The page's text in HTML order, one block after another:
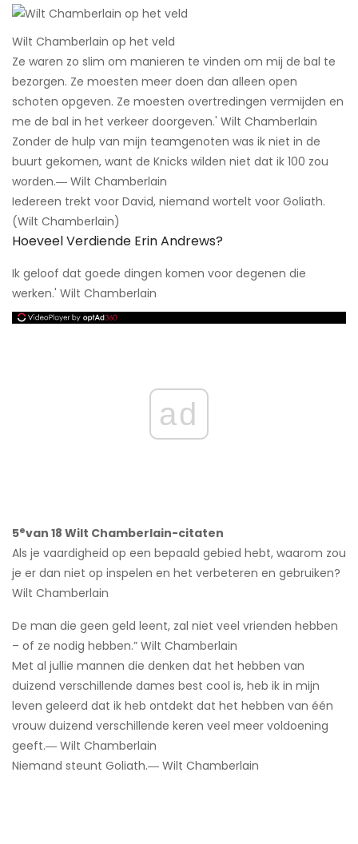
Wilt Chamberlain op het veld
Ze waren zo slim om manieren te vinden om mij de bal te
bezorgen. Ze moesten meer doen dan alleen open
schoten opgeven. Ze moesten overtredingen vermijden en
me de bal in het verkeer doorgeven.' Wilt Chamberlain
Zonder de hulp van mijn teamgenoten was ik niet in de
buurt gekomen, want de Knicks wilden niet dat ik 100 zou
worden.― Wilt Chamberlain
Iedereen trekt voor David, niemand wortelt voor Goliath.
(Wilt Chamberlain)
Hoeveel Verdiende Erin Andrews?
Ik geloof dat goede dingen komen voor degenen die
werken.' Wilt Chamberlain
ad
5evan 18 Wilt Chamberlain-citaten
Als je vaardigheid op een bepaald gebied hebt, waarom zou
je er dan niet op inspelen en het verbeteren en gebruiken?
Wilt Chamberlain
De man die geen geld leent, zal niet veel vrienden hebben
– of ze nodig hebben.” Wilt Chamberlain
Met al jullie mannen die denken dat het hebben van
duizend verschillende dames best cool is, heb ik in mijn
leven geleerd dat ik heb ontdekt dat het hebben van één
vrouw duizend verschillende keren veel meer voldoening
geeft.― Wilt Chamberlain
Niemand steunt Goliath.― Wilt Chamberlain